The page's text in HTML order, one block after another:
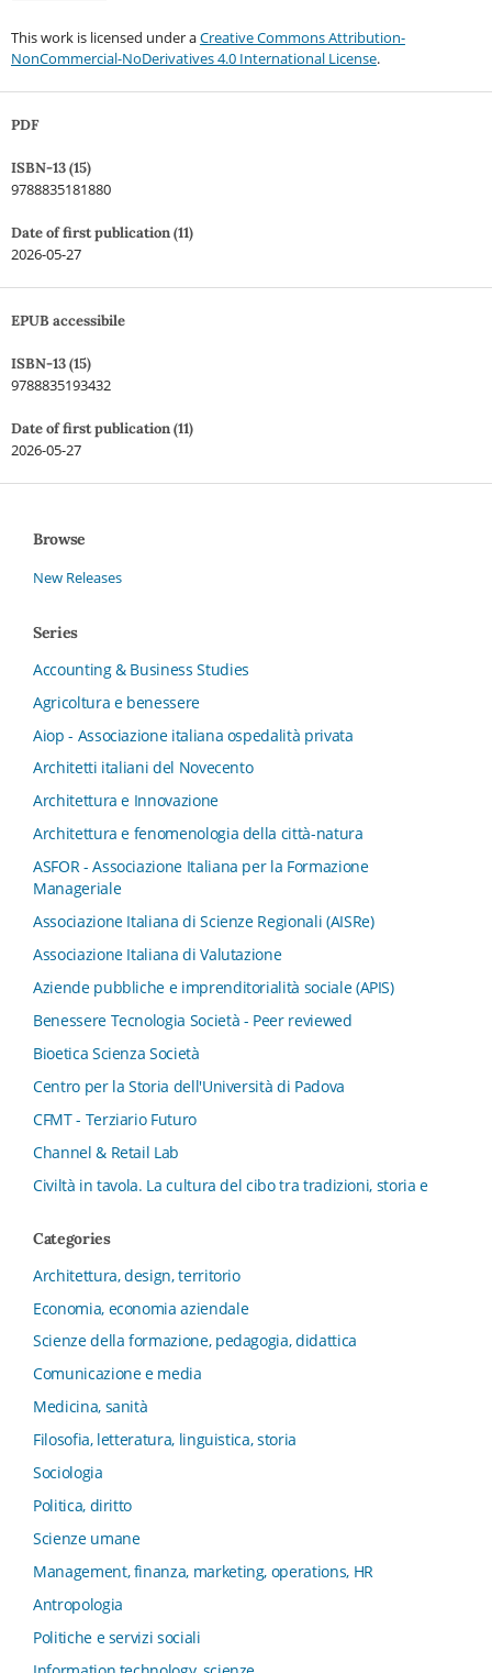
This work is licensed under aCreative Commons Attribution-
NonCommercial-NoDerivatives 4.0 International License.
PDF
ISBN-13 (15)
9788835181880
Date of first publication (11)
2026-05-27
EPUB accessibile
ISBN-13 (15)
9788835193432
Date of first publication (11)
2026-05-27
Browse
New Releases
Series
Accounting & Business Studies
Agricoltura e benessere
Aiop - Associazione italiana ospedalità privata
Architetti italiani del Novecento
Architettura e Innovazione
Architettura e fenomenologia della città-natura
ASFOR - Associazione Italiana per la Formazione
Manageriale
Associazione Italiana di Scienze Regionali (AISRe)
Associazione Italiana di Valutazione
Aziende pubbliche e imprenditorialità sociale (APIS)
Benessere Tecnologia Società - Peer reviewed
Bioetica Scienza Società
Centro per la Storia dell'Università di Padova
CFMT - Terziario Futuro
Channel & Retail Lab
Civiltà in tavola. La cultura del cibo tra tradizioni, storia e
Collana del Dipartimento di Scienze Aziendali, Management
dell’Economia Università di Bologna
Collana di Clinica della formazione
Collana di Ragioneria ed Economia Aziendale - SIDREA
Collana di Storia delle istituzioni educative e della
Letteratura per l’Infanzia
Collana di Studi e Ricerche Aziendali
Collana ISMU
Collana Tendenze Salute e Sanità ETS
Computational Social Science
Comunicazione, Istituzioni, Mutamento Sociale
Categories
Architettura, design, territorio
Economia, economia aziendale
Scienze della formazione, pedagogia, didattica
Comunicazione e media
Medicina, sanità
Filosofia, letteratura, linguistica, storia
Sociologia
Politica, diritto
Scienze umane
Management, finanza, marketing, operations, HR
Antropologia
Politiche e servizi sociali